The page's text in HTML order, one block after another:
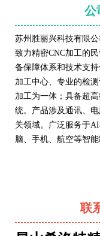
公
苏州胜丽兴科技有限
致力精密CNC加工的
备保障体系和技术支
加工中心、专业的检
加工为一体；具备超
统。产品涉及通讯、
关领域。广泛服务于AI
脑、手机、航空等智能
联